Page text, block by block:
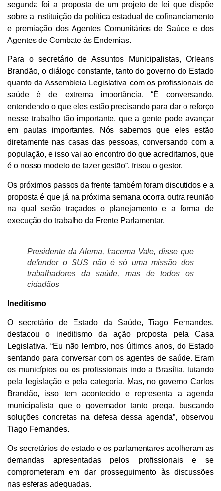
segunda foi a proposta de um projeto de lei que dispõe
sobre a instituição da política estadual de cofinanciamento
e premiação dos Agentes Comunitários de Saúde e dos
Agentes de Combate às Endemias.
Para o secretário de Assuntos Municipalistas, Orleans
Brandão, o diálogo constante, tanto do governo do Estado
quanto da Assembleia Legislativa com os profissionais de
saúde é de extrema importância. “É conversando,
entendendo o que eles estão precisando para dar o reforço
nesse trabalho tão importante, que a gente pode avançar
em pautas importantes. Nós sabemos que eles estão
diretamente nas casas das pessoas, conversando com a
população, e isso vai ao encontro do que acreditamos, que
é o nosso modelo de fazer gestão”, frisou o gestor.
Os próximos passos da frente também foram discutidos e a
proposta é que já na próxima semana ocorra outra reunião
na qual serão traçados o planejamento e a forma de
execução do trabalho da Frente Parlamentar.
Presidente da Alema, Iracema Vale, disse que
defender o SUS não é só uma missão dos
trabalhadores da saúde, mas de todos os
cidadãos
Ineditismo
O secretário de Estado da Saúde, Tiago Fernandes,
destacou o ineditismo da ação proposta pela Casa
Legislativa. “Eu não lembro, nos últimos anos, do Estado
sentando para conversar com os agentes de saúde. Eram
os municípios ou os profissionais indo a Brasília, lutando
pela legislação e pela categoria. Mas, no governo Carlos
Brandão, isso tem acontecido e representa a agenda
municipalista que o governador tanto prega, buscando
soluções concretas na defesa dessa agenda”, observou
Tiago Fernandes.
Os secretários de estado e os parlamentares acolheram as
demandas apresentadas pelos profissionais e se
comprometeram em dar prosseguimento às discussões
nas esferas adequadas.